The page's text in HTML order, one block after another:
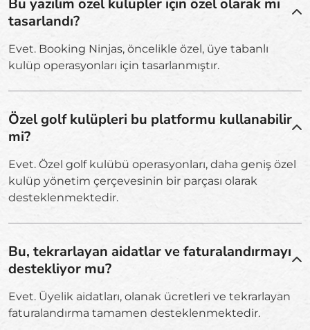
tasarlandı?
Evet. Booking Ninjas, öncelikle özel, üye tabanlı
kulüp operasyonları için tasarlanmıştır.
Özel golf kulüpleri bu platformu kullanabilir
mi?
Evet. Özel golf kulübü operasyonları, daha geniş özel
kulüp yönetim çerçevesinin bir parçası olarak
desteklenmektedir.
Bu, tekrarlayan aidatlar ve faturalandırmayı
destekliyor mu?
Evet. Üyelik aidatları, olanak ücretleri ve tekrarlayan
faturalandırma tamamen desteklenmektedir.